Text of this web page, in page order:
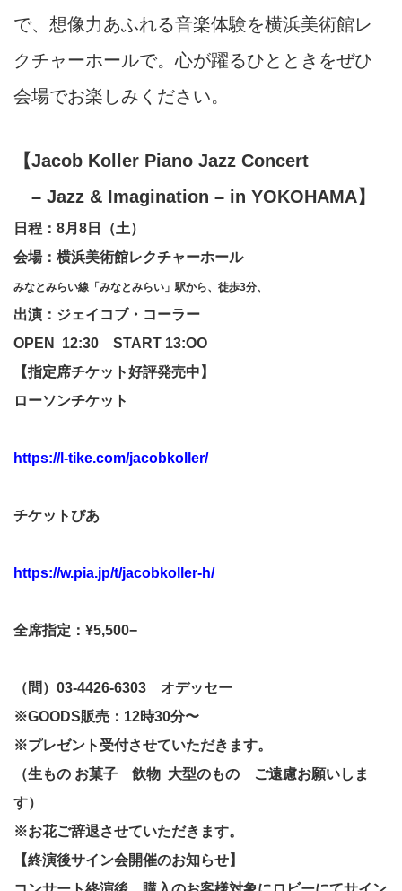
で、想像力あふれる音楽体験を横浜美術館レ
クチャーホールで。心が躍るひとときをぜひ
会場でお楽しみください。
【Jacob Koller Piano Jazz Concert
– Jazz & Imagination – in YOKOHAMA】
日程：8月8日（土）
会場： 横浜美術館レクチャーホール
みなとみらい線「みなとみらい」駅から、徒歩3分、
出演：ジェイコブ・コーラー
OPEN 12:30 START 13:OO
【指定席チケット好評発売中】
ローソンチケット
https://l-tike.com/jacobkoller/
チケットぴあ
https://w.pia.jp/t/jacobkoller-h/
全席指定：¥5,500−
（問）03-4426-6303 オデッセー
※GOODS販売：12時30分〜
※プレゼント受付させていただきます。
（生もの お菓子 飲物 大型のもの ご遠慮お願いしま
す）
※お花ご辞退させていただきます。
【終演後サイン会開催のお知らせ】